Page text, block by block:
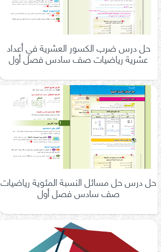
حل درس ضرب الكسور العشرية في أعداد
عشرية رياضيات صف سادس فصل أول
حل درس حل مسائل النسبة المئوية رياضيات
صف سادس فصل أول